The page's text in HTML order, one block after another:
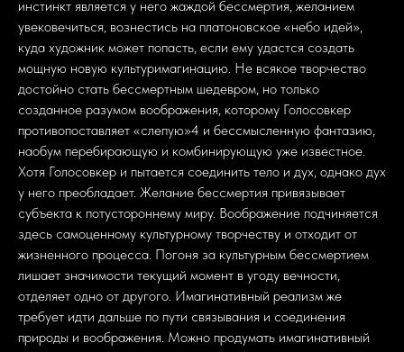
инстинкт является у него жаждой бессмертия, желанием
увековечиться, вознестись на платоновское «небо идей»,
куда художник может попасть, если ему удастся создать
мощную новую культуримагинацию. Не всякое творчество
достойно стать бессмертным шедевром, но только
созданное разумом воображения, которому Голосовкер
противопоставляет «слепую»4 и бессмысленную фантазию,
наобум перебирающую и комбинирующую уже известное.
Хотя Голосовкер и пытается соединить тело и дух, однако дух
у него преобладает. Желание бессмертия привязывает
субъекта к потустороннему миру. Воображение подчиняется
здесь самоценному культурному творчеству и отходит от
жизненного процесса. Погоня за культурным бессмертием
лишает значимости текущий момент в угоду вечности,
отделяет одно от другого. Имагинативный реализм же
требует идти дальше по пути связывания и соединения
природы и воображения. Можно продумать имагинативный